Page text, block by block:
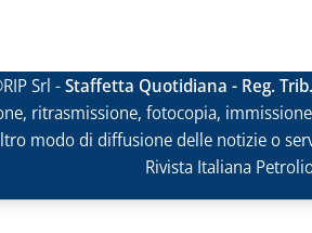
Srl -Staffetta Quotidiana - Reg.
ritrasmissione, fotocopia,
modo di diffusione delle notizie o
Rivista Italiana